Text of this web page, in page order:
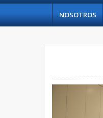
NOSOTROS